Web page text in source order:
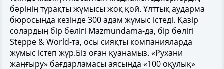
бәрінің тұрақты жұмысы жоқ қой. Ұлттық аударма
бюросында кезінде 300 адам жұмыс істеді. Қазір
солардың бір бөлігі Mazmundama-да, бір бөлігі
Steppe & World-та, осы сияқты компанияларда
жұмыс істеп жүр.Біз оған қуанамыз. «Рухани
жаңғыру» бағдарламасы аясында «100 оқулық»